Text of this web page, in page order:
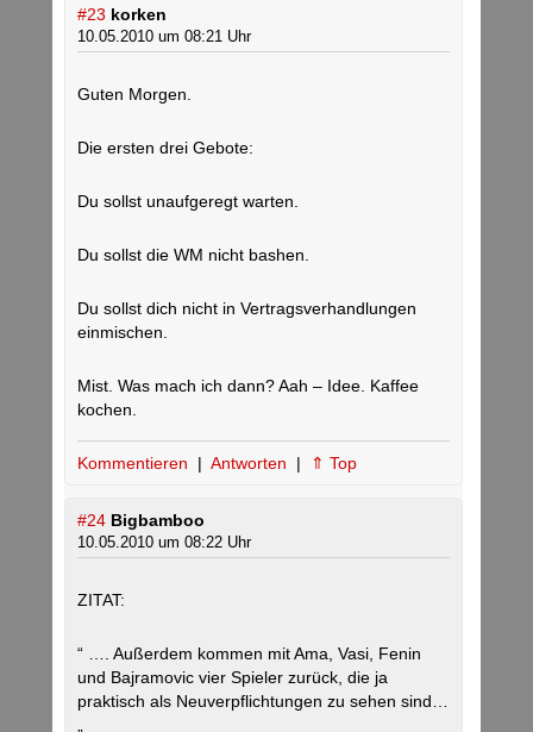
#23 korken
10.05.2010 um 08:21 Uhr
Guten Morgen.
Die ersten drei Gebote:
Du sollst unaufgeregt warten.
Du sollst die WM nicht bashen.
Du sollst dich nicht in Vertragsverhandlungen
einmischen.
Mist. Was mach ich dann? Aah – Idee. Kaffee
kochen.
Kommentieren | Antworten | ⇑ Top
#24 Bigbamboo
10.05.2010 um 08:22 Uhr
ZITAT:
“ …. Außerdem kommen mit Ama, Vasi, Fenin
und Bajramovic vier Spieler zurück, die ja
praktisch als Neuverpflichtungen zu sehen sind…